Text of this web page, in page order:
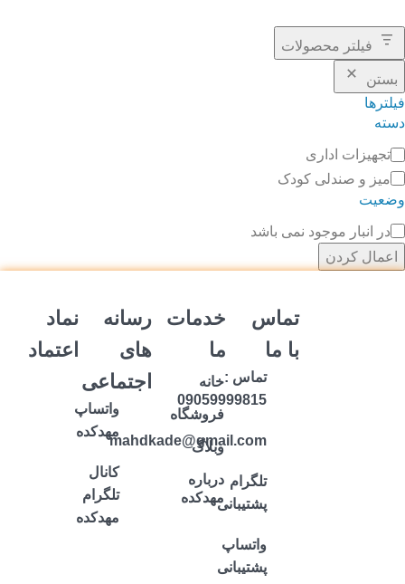
فیلتر محصولات
بستن
فیلترها
دسته
تجهیزات اداری
میز و صندلی کودک
وضعیت
در انبار موجود نمی باشد
اعمال کردن
تماس
با ما
تماس :
09059999815
mahdkade@gmail.com
تلگرام
پشتیبانی
واتساپ
پشتیبانی
خدمات
ما
خانه
فروشگاه
وبلاگ
درباره
مهدکده
رسانه
های
اجتماعی
واتساپ
مهدکده
کانال
تلگرام
مهدکده
نماد
اعتماد